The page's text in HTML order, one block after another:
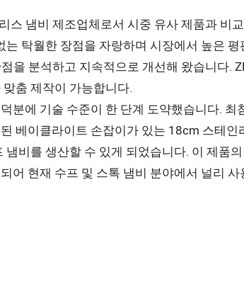
스 냄비 제조업체로서 시중 유사 제품과 비
는 탁월한 장점을 자랑하며 시장에서 높은
을 분석하고 지속적으로 개선해 왔습니다.
춤 제작이 가능합니다.
분에 기술 수준이 한 단계 도약했습니다. 최
베이클라이트 손잡이가 있는 18cm 스테인
냄비를 생산할 수 있게 되었습니다. 이 제품
어 현재 수프 및 스톡 냄비 분야에서 널리